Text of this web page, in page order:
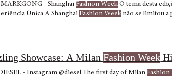
- ShanghaiFashion Week O tema desta
Única A ShanghaiFashion Week não se limitou a
Showcase: A MilanFashion Week
- Instagram @diesel The first day of MilanFashion